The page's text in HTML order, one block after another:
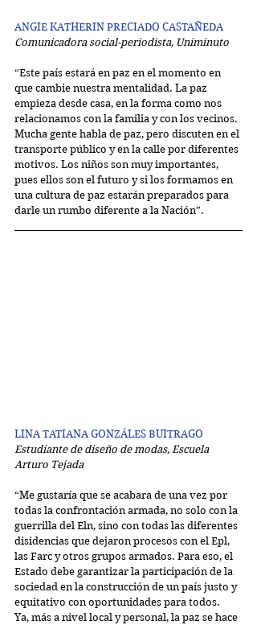
ANGIE KATHERIN PRECIADO CASTAÑEDA
Comunicadora social-periodista, Uniminuto
“Este país estará en paz en el momento en
que cambie nuestra mentalidad. La paz
empieza desde casa, en la forma como nos
relacionamos con la familia y con los vecinos.
Mucha gente habla de paz, pero discuten en el
transporte público y en la calle por diferentes
motivos. Los niños son muy importantes,
pues ellos son el futuro y si los formamos en
una cultura de paz estarán preparados para
darle un rumbo diferente a la Nación”.
LINA TATIANA GONZÁLES BUITRAGO
Estudiante de diseño de modas, Escuela
Arturo Tejada
“Me gustaría que se acabara de una vez por
todas la confrontación armada, no solo con la
guerrilla del Eln, sino con todas las diferentes
disidencias que dejaron procesos con el Epl,
las Farc y otros grupos armados. Para eso, el
Estado debe garantizar la participación de la
sociedad en la construcción de un país justo y
equitativo con oportunidades para todos.
Ya, más a nivel local y personal, la paz se hace